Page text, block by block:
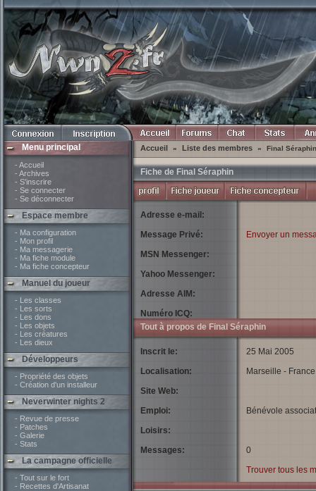
Menu principal
- Accueil
- Archives
- S'inscrire
- Se connecter
- Se déconnecter
Espace membre
- Ma configuration
- Mon profil
- Ma messagerie
- Ma fiche module
- Ma fiche concepteur
Manuel du joueur
- Les classes
- Les sorts
- Les dons
- Les objets
- Les créatures
- Les dieux
Développeurs
- Propriété des objets
- Création d'un installeur
Neverwinter nights 2
- Revue de presse
- Patches
- Galerie
- Stats
La campagne officielle
- Tout sur le fort
- Recettes d'Artisanat
Accueil » Liste des membres » Final Séraphin
Fiche de Final Séraphin
Adresse e-mail:
Message Privé:
MSN Messenger:
Yahoo Messenger:
Adresse AIM:
Numéro ICQ:
Envoyer un
Tout à propos de Final Séraphin
Inscrit le:
Localisation:
Site Web:
Emploi:
Loisirs:
Messages:
25 Mai 2005
Marseille -
Bénévole
0
Trouver tous les